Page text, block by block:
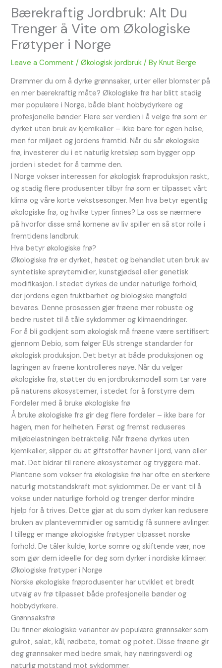
Bærekraftig Jordbruk: Alt Du
Trenger å Vite om Økologiske
Frøtyper i Norge
Leave a Comment /Økologisk jordbruk / ByKnut Berge
Drømmer du om å dyrke grønnsaker, urter eller blomster på
en mer bærekraftig måte? Økologiske frø har blitt stadig
mer populære i Norge, både blant hobbydyrkere og
profesjonelle bønder. Flere ser verdien i å velge frø som er
dyrket uten bruk av kjemikalier – ikke bare for egen helse,
men for miljøet og jordens framtid. Når du sår økologiske
frø, investerer du i et naturlig kretsløp som bygger opp
jorden i stedet for å tømme den.
I Norge vokser interessen for økologisk frøproduksjon raskt,
og stadig flere produsenter tilbyr frø som er tilpasset vårt
klima og våre korte vekstsesonger. Men hva betyr egentlig
økologiske frø, og hvilke typer finnes? La oss se nærmere
på hvorfor disse små kornene av liv spiller en så stor rolle i
fremtidens landbruk.
Hva betyr økologiske frø?
Økologiske frø er dyrket, høstet og behandlet uten bruk av
syntetiske sprøytemidler, kunstgjødsel eller genetisk
modifikasjon. I stedet dyrkes de under naturlige forhold,
der jordens egen fruktbarhet og biologiske mangfold
bevares. Denne prosessen gjør frøene mer robuste og
bedre rustet til å tåle sykdommer og klimaendringer.
For å bli godkjent som økologisk må frøene være sertifisert
gjennom Debio, som følger EUs strenge standarder for
økologisk produksjon. Det betyr at både produksjonen og
lagringen av frøene kontrolleres nøye. Når du velger
økologiske frø, støtter du en jordbruksmodell som tar vare
på naturens økosystemer, i stedet for å forstyrre dem.
Fordeler med å bruke økologiske frø
Å bruke økologiske frø gir deg flere fordeler – ikke bare for
hagen, men for helheten. Først og fremst reduseres
miljøbelastningen betraktelig. Når frøene dyrkes uten
kjemikalier, slipper du at giftstoffer havner i jord, vann eller
mat. Det bidrar til renere økosystemer og tryggere mat.
Plantene som vokser fra økologiske frø har ofte en sterkere
naturlig motstandskraft mot sykdommer. De er vant til å
vokse under naturlige forhold og trenger derfor mindre
hjelp for å trives. Dette gjør at du som dyrker kan redusere
bruken av plantevernmidler og samtidig få sunnere avlinger.
I tillegg er mange økologiske frøtyper tilpasset norske
forhold. De tåler kulde, korte somre og skiftende vær, noe
som gjør dem ideelle for deg som dyrker i nordiske klimaer.
Økologiske frøtyper i Norge
Norske økologiske frøprodusenter har utviklet et bredt
utvalg av frø tilpasset både profesjonelle bønder og
hobbydyrkere.
Grønnsaksfrø
Du finner økologiske varianter av populære grønnsaker som
gulrot, salat, kål, rødbete, tomat og potet. Disse frøene gir
deg grønnsaker med bedre smak, høy næringsverdi og
naturlig motstand mot sykdommer.